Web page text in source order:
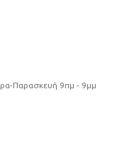
Παρασκευή 9πμ - 9μμ